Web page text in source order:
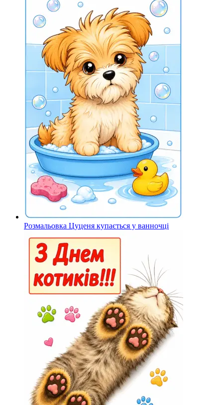
Розмальовка Цуценя купається у ванночці